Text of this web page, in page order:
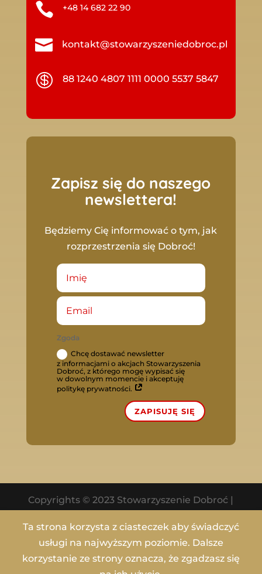
 +48 14 682 22 90
 kontakt@stowarzyszeniedobroc.pl
 88 1240 4807 1111 0000 5537 5847
Zapisz się do naszego
newslettera!
Będziemy Cię informować o tym, jak
rozprzestrzenia się Dobroć!
Zgoda
Chcę dostawać newsletter
z informacjami o akcjach Stowarzyszenia
Dobroć, z którego mogę wypisać się
w dowolnym momencie i akceptuję
politykę prywatności.
ZAPISUJĘ SIĘ
Copyrights © 2023 Stowarzyszenie Dobroć |
adito.pl|Polityka Prywatnosci|
Regulamin DarowiznIRegulamin Sklepu
Ta strona korzysta z ciasteczek aby świadczyć
usługi na najwyższym poziomie. Dalsze
korzystanie ze strony oznacza, że zgadzasz się